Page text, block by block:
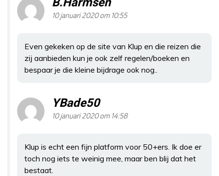
10 januari 2020 om 10:55
Even gekeken op de site van Klup en die reizen die
zij aanbieden kun je ook zelf regelen/boeken en
bespaar je die kleine bijdrage ook nog..
YBade50
10 januari 2020 om 14:58
Klup is echt een fijn platform voor 50+ers. Ik doe er
toch nog iets te weinig mee, maar ben blij dat het
bestaat.